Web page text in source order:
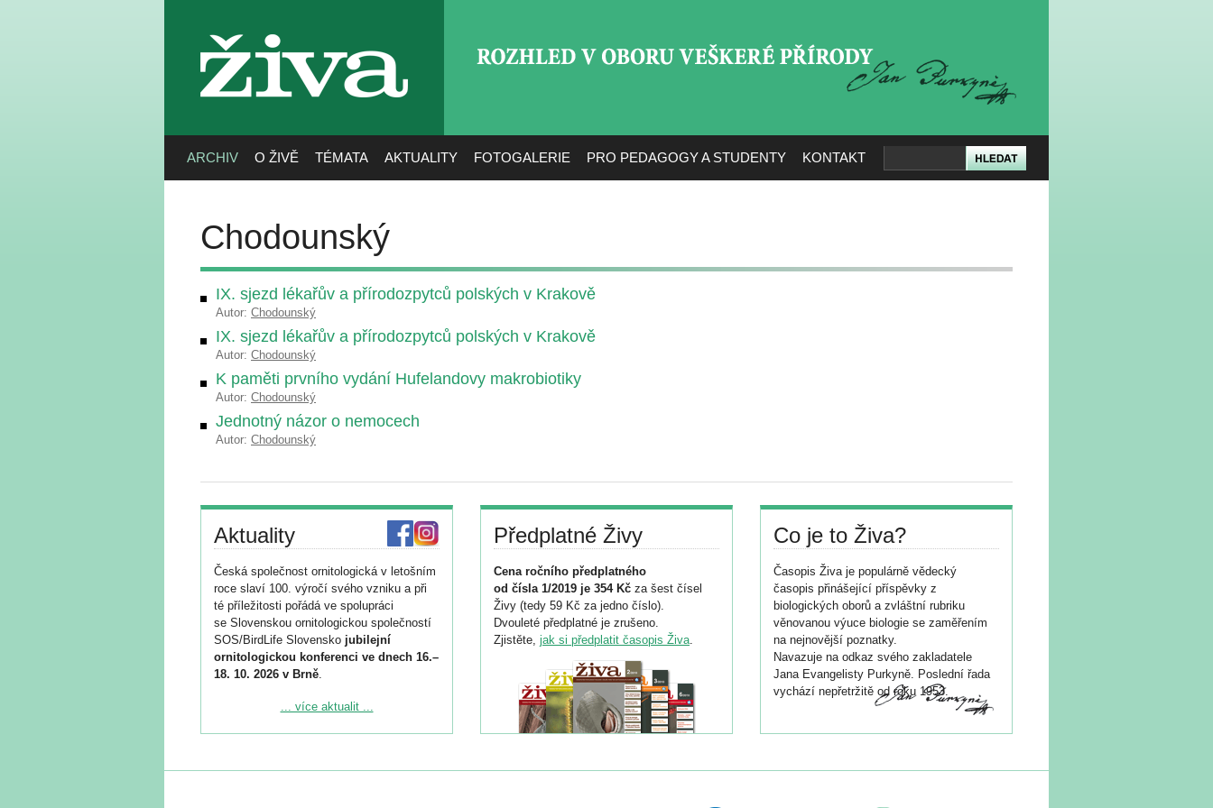
živa
ARCHIV O ŽIVĚ TÉMATA AKTUALITY FOTOGALERIE PRO PEDAGOGY A STUDENTY KONTAKT
Chodounský
IX. sjezd lékařův a přírodozpytců polských v Krakově
Autor: Chodounský
IX. sjezd lékařův a přírodozpytců polských v Krakově
Autor: Chodounský
K paměti prvního vydání Hufelandovy makrobiotiky
Autor: Chodounský
Jednotný názor o nemocech
Autor: Chodounský
Aktuality
Česká společnost ornitologická v letošním
roce slaví 100. výročí svého vzniku a při
té příležitosti pořádá ve spolupráci
se Slovenskou ornitologickou společností
SOS/BirdLife Slovensko jubilejní
ornitologickou konferenci ve dnech 16.–
18. 10. 2026 v Brně.
Podrobnější informace ke konferenci
Registrovat se můžete do 6. září.
... více aktualit ...
Předplatné Živy
Cena ročního předplatného
od čísla 1/2019 je 354 Kč za šest čísel
Živy (tedy 59 Kč za jedno číslo).
Dvouleté předplatné je zrušeno.
Zjistěte, jak si předplatit časopis Živa.
Co je to Živa?
Časopis Živa je populárně vědecký
časopis přinášející příspěvky z
biologických oborů a zvláštní rubriku
věnovanou výuce biologie se zaměřením
na nejnovější poznatky.
Navazuje na odkaz svého zakladatele
Jana Evangelisty Purkyně. Poslední řada
vychází nepřetržitě od roku 1953.